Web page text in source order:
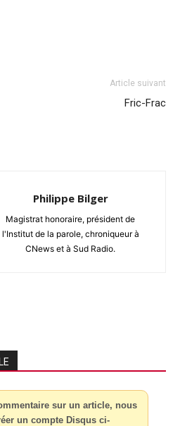
Article suivant
Fric-Frac
Philippe Bilger
Magistrat honoraire, président de
l'Institut de la parole, chroniqueur à
CNews et à Sud Radio.
sur un article, nous
un compte Disqus ci-